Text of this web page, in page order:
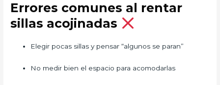
Errores comunes al rentar
sillas acojinadas
Elegir pocas sillas y pensar “algunos se paran”
No medir bien el espacio para acomodarlas